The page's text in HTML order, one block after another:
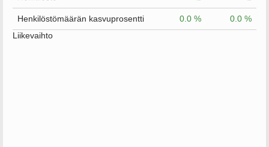
Henkilöstömäärän kasvuprosentti 0.0 %
0.0 %
Liikevaihto